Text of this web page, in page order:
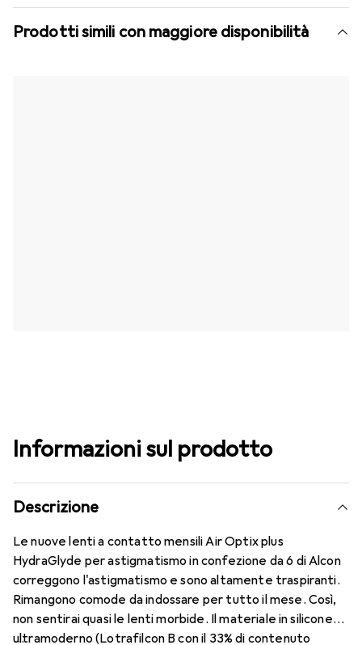
Prodotti simili con maggiore disponibilità
Informazioni sul prodotto
Descrizione
Le nuove lenti a contatto mensili Air Optix plus
HydraGlyde per astigmatismo in confezione da 6 di Alcon
correggono l'astigmatismo e sono altamente traspiranti.
Rimangono comode da indossare per tutto il mese. Così,
non sentirai quasi le lenti morbide. Il materiale in silicone
ultramoderno (Lotrafilcon B con il 33% di contenuto